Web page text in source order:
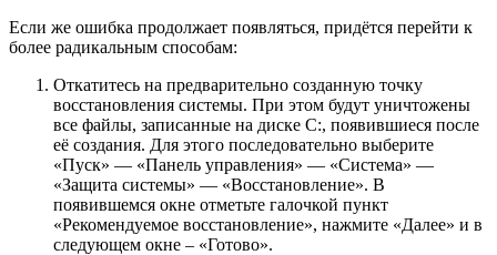
Если же ошибка продолжает появляться, придётся перейти к
более радикальным способам:
Откатитесь на предварительно созданную точку
восстановления системы. При этом будут уничтожены
все файлы, записанные на диске C:, появившиеся после
её создания. Для этого последовательно выберите
«Пуск» — «Панель управления» — «Система» —
«Защита системы» — «Восстановление». В
появившемся окне отметьте галочкой пункт
«Рекомендуемое восстановление», нажмите «Далее» и в
следующем окне – «Готово».